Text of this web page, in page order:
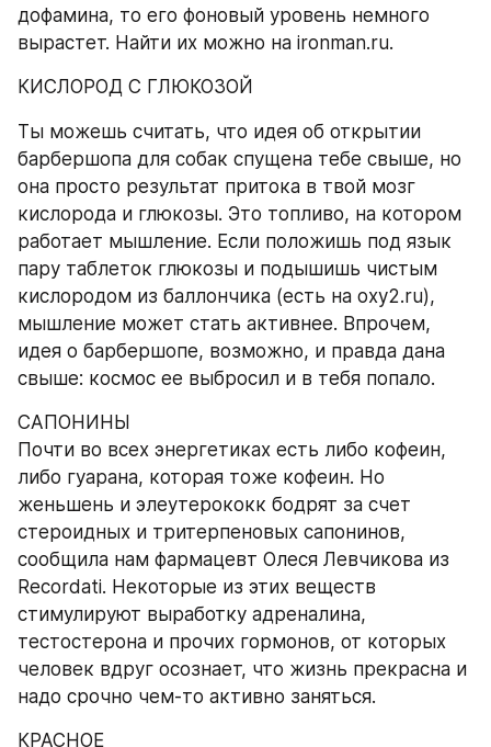
дофамина, то его фоновый уровень немного
вырастет. Найти их можно на ironman.ru.
КИСЛОРОД С ГЛЮКОЗОЙ
Ты можешь считать, что идея об открытии
барбершопа для собак спущена тебе свыше, но
она просто результат притока в твой мозг
кислорода и глюкозы. Это топливо, на котором
работает мышление. Если положишь под язык
пару таблеток глюкозы и подышишь чистым
кислородом из баллончика (есть на oxy2.ru),
мышление может стать активнее. Впрочем,
идея о барбершопе, возможно, и правда дана
свыше: космос ее выбросил и в тебя попало.
САПОНИНЫ
Почти во всех энергетиках есть либо кофеин,
либо гуарана, которая тоже кофеин. Но
женьшень и элеутерококк бодрят за счет
стероидных и тритерпеновых сапонинов,
сообщила нам фармацевт Олеся Левчикова из
Recordati. Некоторые из этих веществ
стимулируют выработку адреналина,
тестостерона и прочих гормонов, от которых
человек вдруг осознает, что жизнь прекрасна и
надо срочно чем-то активно заняться.
КРАСНОЕ